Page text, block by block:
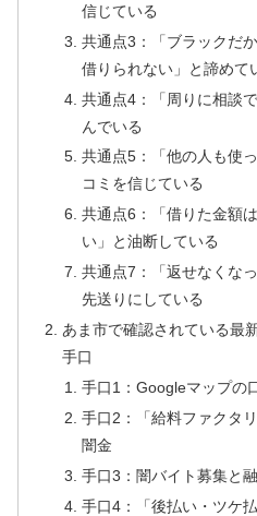
信じている
共通点3：「ブラックだ
借りられない」と諦めて
共通点4：「周りに相談
んでいる
共通点5：「他の人も使
コミを信じている
共通点6：「借りた金額
い」と油断している
共通点7：「返せなくな
先送りにしている
あま市で確認されている最
手口
手口1：Googleマップの
手口2：「給料ファクタ
闇金
手口3：闇バイト募集と
手口4：「後払い・ツケ